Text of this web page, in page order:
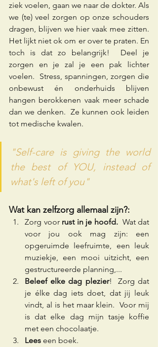
ziek voelen, gaan we naar de dokter. Als
we (te) veel zorgen op onze schouders
dragen, blijven we hier vaak mee zitten.
Het lijkt niet ok om er over te praten. En
toch is dat zo belangrijk!  Deel je
zorgen en je zal je een pak lichter
voelen.  Stress, spanningen, zorgen die
onbewust én onderhuids blijven
hangen berokkenen vaak meer schade
dan we denken.  Ze kunnen ook leiden
tot medische kwalen.
"Self-care is giving the world
the best of YOU, instead of
what's left of you"
Wat kan zelfzorg allemaal zijn?:
Zorg voor rust in je hoofd. Wat dat
voor jou ook mag zijn: een
opgeruimde leefruimte, een leuk
muziekje, een mooi uitzicht, een
gestructureerde planning,...
Beleef elke dag plezier!  Zorg dat
je élke dag iets doet, dat jij leuk
vindt, al is het maar klein.  Voor mij
is dat elke dag mijn tasje koffie
met een chocolaatje.
Lees een boek.